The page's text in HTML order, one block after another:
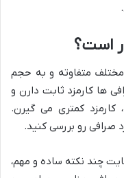
است؟
متفاوته و به حجم
ها کارمزد ثابت دارن و
کمتری می گیرن.
صرافی رو بررسی کنید.
چند نکته ساده و مهم،